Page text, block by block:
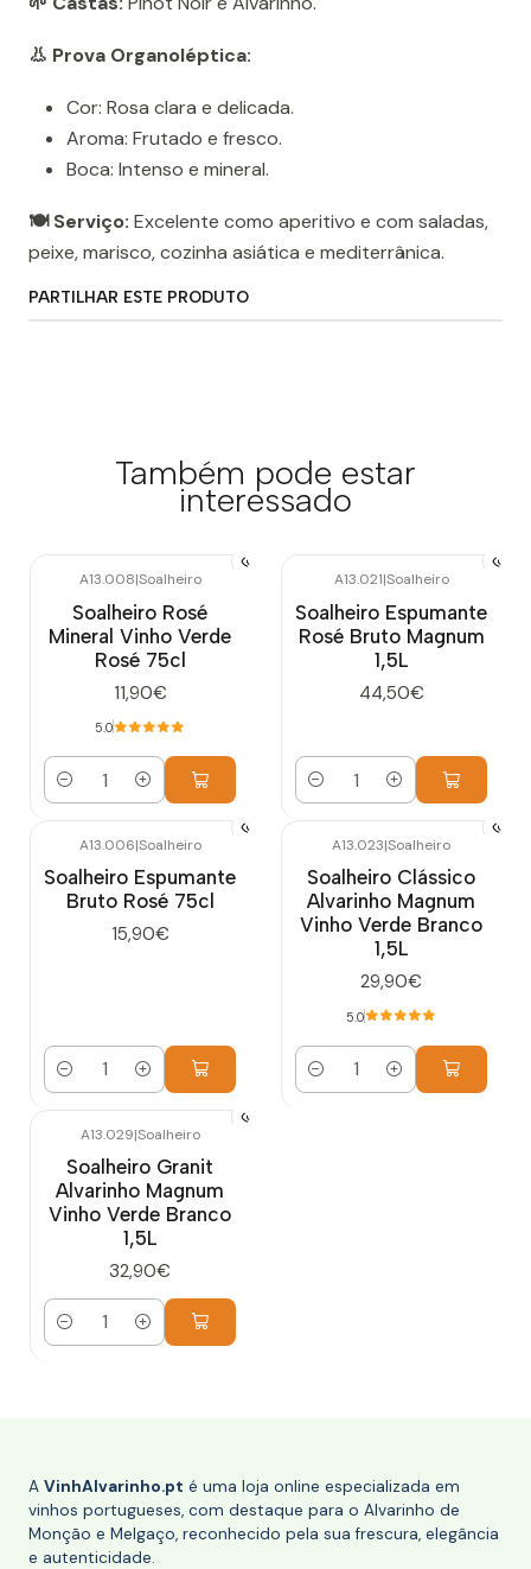
👃 Prova Organoléptica:
Cor: Rosa clara e delicada.
Aroma: Frutado e fresco.
Boca: Intenso e mineral.
🍽️ Serviço: Excelente como aperitivo e com saladas,
peixe, marisco, cozinha asiática e mediterrânica.
PARTILHAR ESTE PRODUTO
Também pode estar
interessado
A13.008|Soalheiro
Soalheiro Rosé
Mineral Vinho Verde
Rosé 75cl
11,90€
5.0
Quantidade
A13.021|Soalheiro
Soalheiro Espumante
Rosé Bruto Magnum
1,5L
44,50€
Quantidade
A13.006|Soalheiro
Soalheiro Espumante
Bruto Rosé 75cl
15,90€
Quantidade
A13.023|Soalheiro
Soalheiro Clássico
Alvarinho Magnum
Vinho Verde Branco
1,5L
29,90€
5.0
Quantidade
A13.029|Soalheiro
Soalheiro Granit
Alvarinho Magnum
Vinho Verde Branco
1,5L
32,90€
Quantidade
A VinhAlvarinho.pt é uma loja online especializada em
vinhos portugueses, com destaque para o Alvarinho de
Monção e Melgaço, reconhecido pela sua frescura, elegância
e autenticidade.